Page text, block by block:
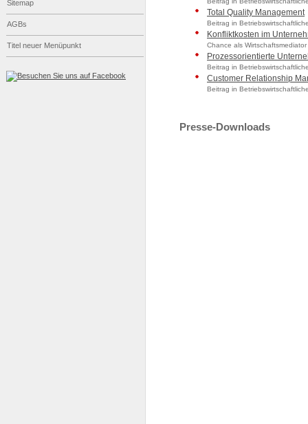
Sitemap
AGBs
Titel neuer Menüpunkt
Total Quality Management
Beitrag in
Konfliktkosten im
Chance als Wirtschaftsmediator
Prozessorientierte
Beitrag in
Customer Relationship
Beitrag in
Presse-Downloads